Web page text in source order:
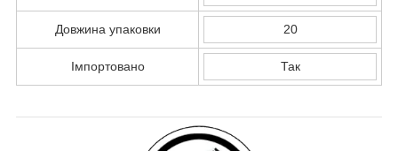
Довжина упаковки 20
Імпортовано Так